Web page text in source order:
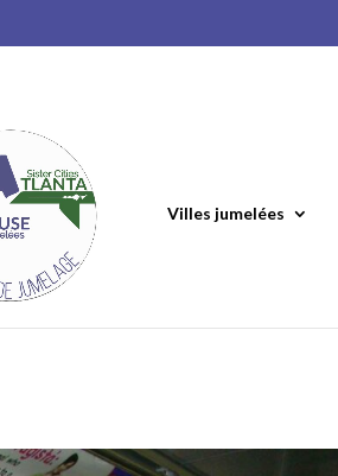
Villes jumelées